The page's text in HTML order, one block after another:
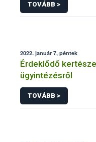
TOVÁBB >
2022. január 7, péntek
Érdeklődő
ügyintézésről
TOVÁBB >